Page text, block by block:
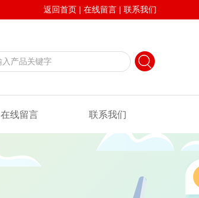
返回首页 | 在线留言 | 联系我们
在线留言 联系我们